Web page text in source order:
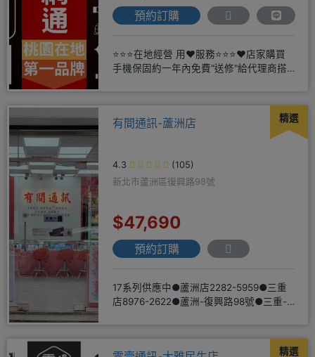
預約訂購
⭐⭐⭐在地經營 用❤️服務⭐⭐⭐❤️店家購買
手機保固約一年內免費"送修"給代理商搭
精選
有間通訊-蘆洲店
4.3
(105)
新北市蘆洲區復興路98號
$47,690
預約訂購
17系列供應中●蘆洲店2282-5959●三重
店8976-2622●蘆洲-復興路98號●三重-
精選